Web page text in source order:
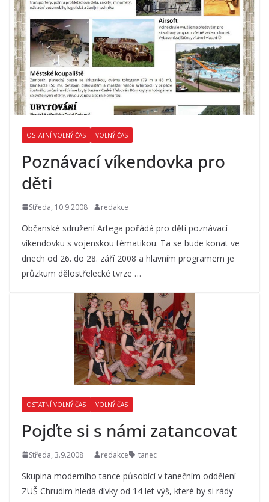
OSTATNÍ VOLNÝ ČAS VOLNÝ ČAS
Poznávací víkendovka pro
děti
Středa, 10.9.2008 redakce
Občanské sdružení Artega pořádá pro děti poznávací
víkendovku s vojenskou tématikou. Ta se bude konat ve
dnech od 26. do 28. září 2008 a hlavním programem je
průzkum dělostřelecké tvrze …
OSTATNÍ VOLNÝ ČAS VOLNÝ ČAS
Pojďte si s námi zatancovat
Středa, 3.9.2008 redakce tanec
Skupina moderního tance působící v tanečním oddělení
ZUŠ Chrudim hledá dívky od 14 let výš, které by si rády